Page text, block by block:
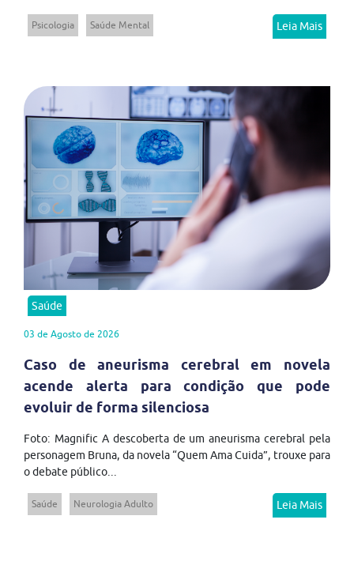
Psicologia Saúde Mental Leia Mais
Saúde
03 de Agosto de 2026
Caso de aneurisma cerebral em novela
acende alerta para condição que pode
evoluir de forma silenciosa
Foto: Magnific A descoberta de um aneurisma cerebral pela
personagem Bruna, da novela “Quem Ama Cuida”, trouxe para
o debate público...
Saúde Neurologia Adulto Leia Mais